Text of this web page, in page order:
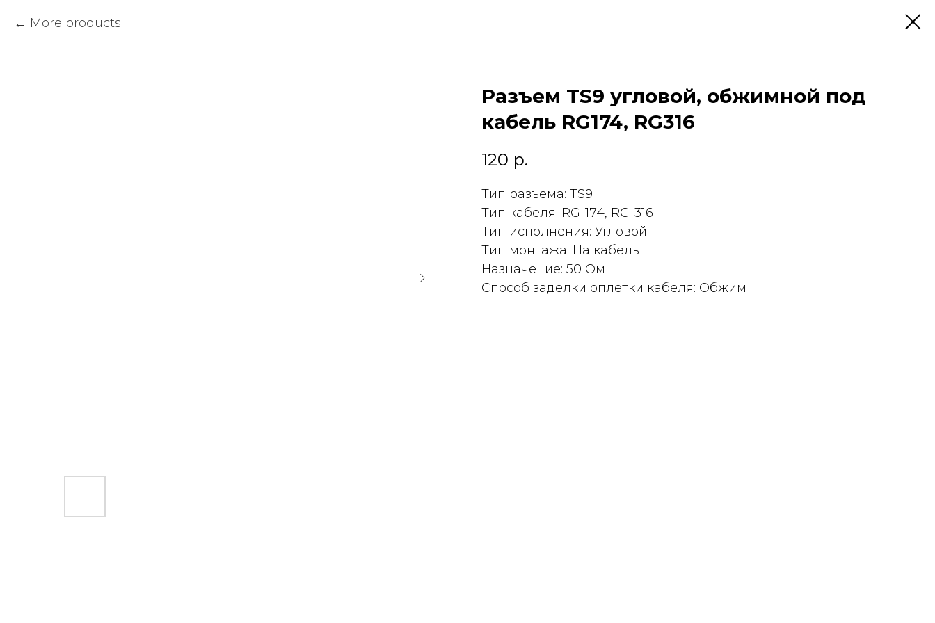
More products
Разъем TS9 угловой, обжимной под
кабель RG174, RG316
120 р.
Тип разъема: TS9
Тип кабеля: RG-174, RG-316
Тип исполнения: Угловой
Тип монтажа: На кабель
Назначение: 50 Ом
Способ заделки оплетки кабеля: Обжим